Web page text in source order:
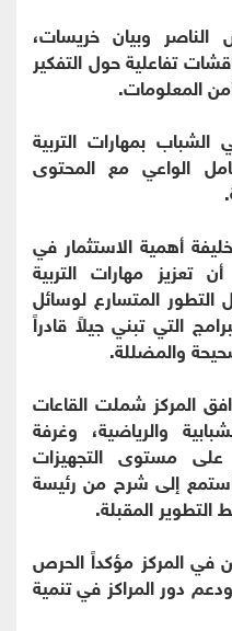
الناصر وبيان خريسات،
تفاعلية حول التفكير
المعلومات.
بمهارات التربية
الواعي مع المحتوى
أهمية الاستثمار في
تعزيز مهارات التربية
المتسارع لوسائل
التي تبني جيلاً قادراً
والمضللة.
المركز شملت القاعات
والرياضية، وغرفة
على مستوى التجهيزات
إلى شرح من رئيسة
التطوير المقبلة.
في المركز مؤكداً الحرص
دور المراكز في تنمية